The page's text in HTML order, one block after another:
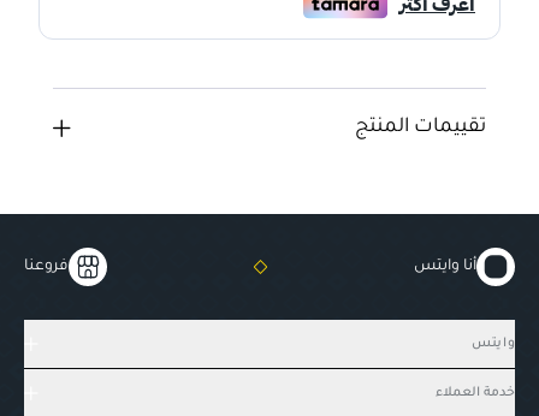
تقييمات المنتج
أنا وايتس فروعنا
وايتس
خدمة العملاء